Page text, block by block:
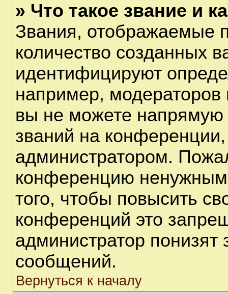
» Что такое звание и
Звания, отображаемые
количество созданных
идентифицируют
например,
вы не можете напрямую
званий на
администратором.
конференцию
того, чтобы повысить
конференций это
администратор понизят
сообщений.
Вернуться к началу